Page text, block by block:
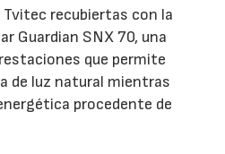
recubiertas con la
Guardian SNX 70, una
que permite
de luz natural mientras
procedente de